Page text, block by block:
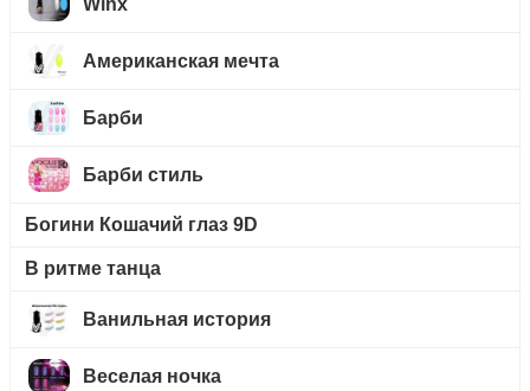
Американская мечта
Барби
Барби стиль
Богини Кошачий глаз 9D
В ритме танца
Ванильная история
Веселая ночка